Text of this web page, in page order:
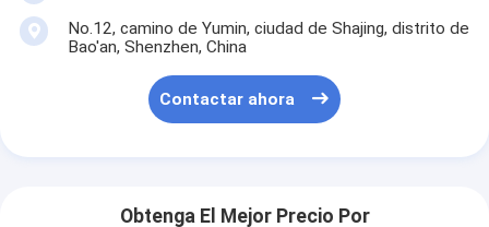
No.12, camino de Yumin, ciudad de Shajing, distrito de
Bao'an, Shenzhen, China
Contactar ahora
Obtenga El Mejor Precio Por